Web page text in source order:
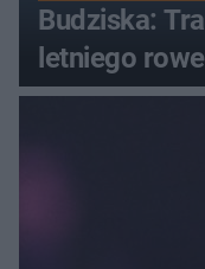
Budziska:
letniego